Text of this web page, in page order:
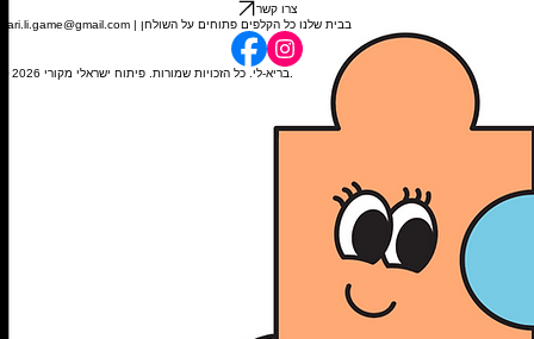
צרו קשר
bari.li.game@gmail.com | בבית שלנו כל הקלפים פתוחים על השולחן
© 2026 בריא-לי. כל הזכויות שמורות. פיתוח ישראלי מקורי.